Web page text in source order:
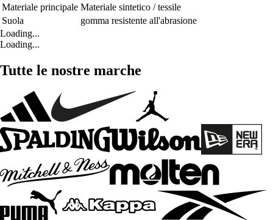
Materiale principale Materiale sintetico / tessile
Suola
gomma resistente all'abrasione
Loading...
Loading...
Tutte le nostre marche